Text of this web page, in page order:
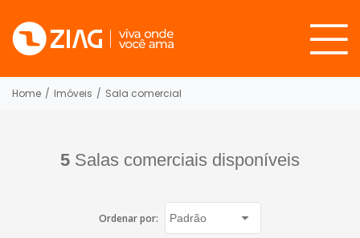
Home / Imóveis / Sala comercial
5 Salas comerciais disponíveis
Ordenar por: